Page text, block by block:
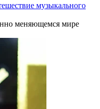
музыкального
меняющемся мире